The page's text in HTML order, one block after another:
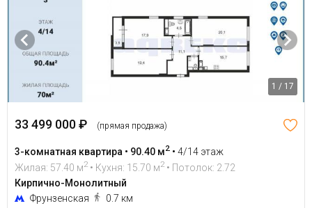
1 / 17
33 499 000 ₽ (прямая продажа)
3-комнатная квартира • 90.40 м2 • 4/14 этаж
Жилая: 57.40 м2 • Кухня: 15.70 м2 • Потолок: 2.72
Кирпично-Монолитный
Фрунзенская
0.7 км